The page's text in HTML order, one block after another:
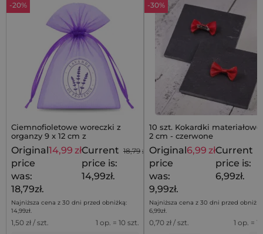
-20%
Ciemnofioletowe woreczki z
organzy 9 x 12 cm z
prowansalskim motywem
lawendy - 10 szt.
18,79 zł
Original
price
was:
18,79zł.
14,99 złCurrent
price is:
14,99zł.
Najniższa cena z 30 dni przed obniżką:
14,99zł.
1,50 zł / szt. 1 op. = 10 szt.
-30%
10 szt. Kokardki
2 cm - czerwone
Original
price
was:
9,99zł.
6,99 złCurrent
price is:
6,99zł.
Najniższa cena z 30 dni przed
6,99zł.
0,70 zł / szt. 1 op. =